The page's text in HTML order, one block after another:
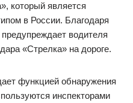
который является
в России. Благодаря
водителя
«Стрелка» на дороге.
функцией обнаружения
инспекторами